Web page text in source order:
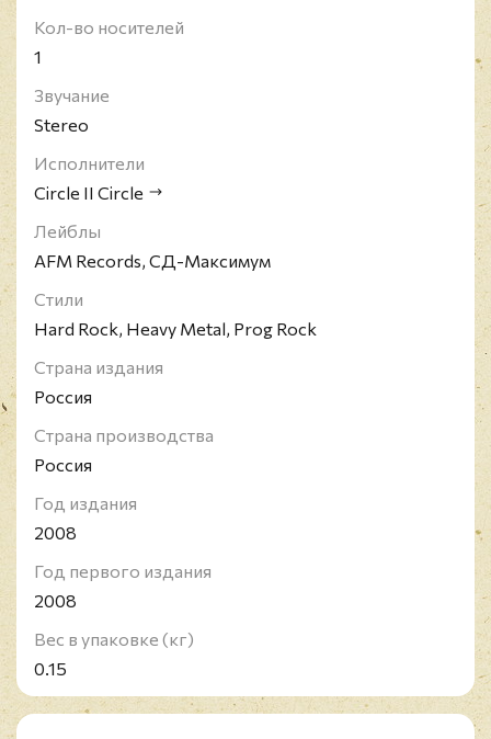
Кол-во носителей
1
Звучание
Stereo
Исполнители
Circle II Circle
Лейблы
AFM Records, СД-Максимум
Стили
Hard Rock, Heavy Metal, Prog Rock
Страна издания
Россия
Страна производства
Россия
Год издания
2008
Год первого издания
2008
Вес в упаковке (кг)
0.15